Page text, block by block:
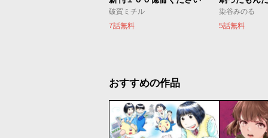
破賀ミチル
7話無料
染谷みのる
5話無料
おすすめの作品